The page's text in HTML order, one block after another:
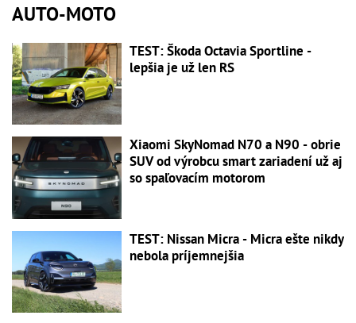
AUTO-MOTO
TEST: Škoda Octavia Sportline -
lepšia je už len RS
Xiaomi SkyNomad N70 a N90 - obrie
SUV od výrobcu smart zariadení už aj
so spaľovacím motorom
TEST: Nissan Micra - Micra ešte nikdy
nebola príjemnejšia